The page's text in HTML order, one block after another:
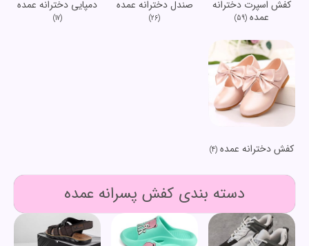
کفش اسپرت دخترانه
عمده (59)
صندل دخترانه عمده
(26)
دمپایی دخترانه عمده
(17)
کفش دخترانه عمده (4)
دسته بندی کفش پسرانه عمده